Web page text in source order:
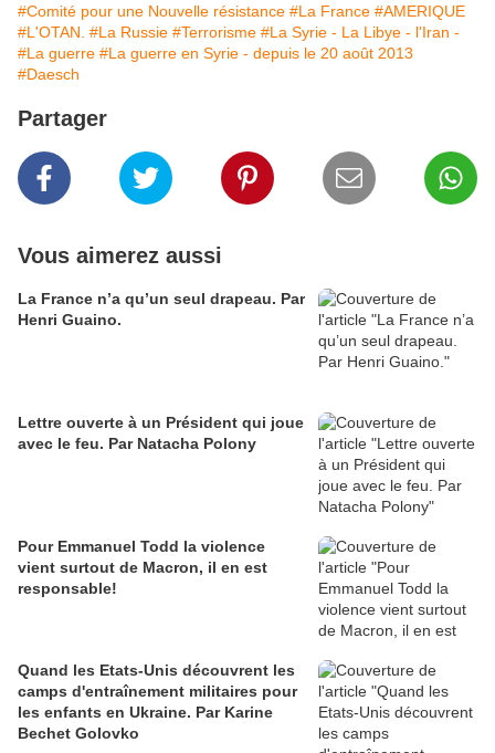
#Comité pour une Nouvelle résistance #La France #AMERIQUE
#L'OTAN. #La Russie #Terrorisme #La Syrie - La Libye - l'Iran -
#La guerre #La guerre en Syrie - depuis le 20 août 2013
#Daesch
Partager
Vous aimerez aussi
La France n’a qu’un seul drapeau. Par
Henri Guaino.
Lettre ouverte à un Président qui joue
avec le feu. Par Natacha Polony
Pour Emmanuel Todd la violence
vient surtout de Macron, il en est
responsable!
Quand les Etats-Unis découvrent les
camps d'entraînement militaires pour
les enfants en Ukraine. Par Karine
Bechet Golovko